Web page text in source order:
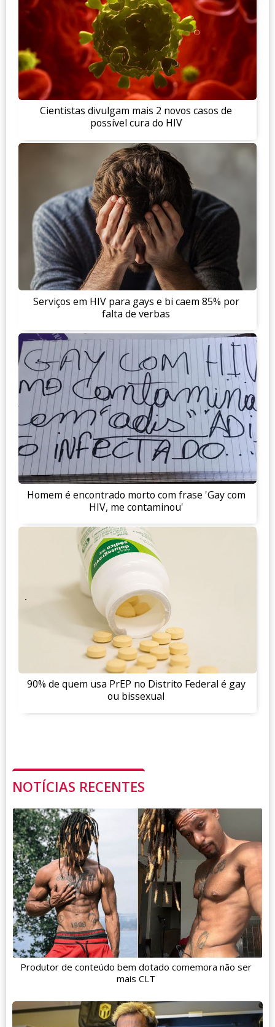
Cientistas divulgam mais 2 novos casos de
possível cura do HIV
Serviços em HIV para gays e bi caem 85% por
falta de verbas
Homem é encontrado morto com frase 'Gay com
HIV, me contaminou'
90% de quem usa PrEP no Distrito Federal é gay
ou bissexual
NOTÍCIAS RECENTES
Produtor de conteúdo bem dotado comemora não ser
mais CLT